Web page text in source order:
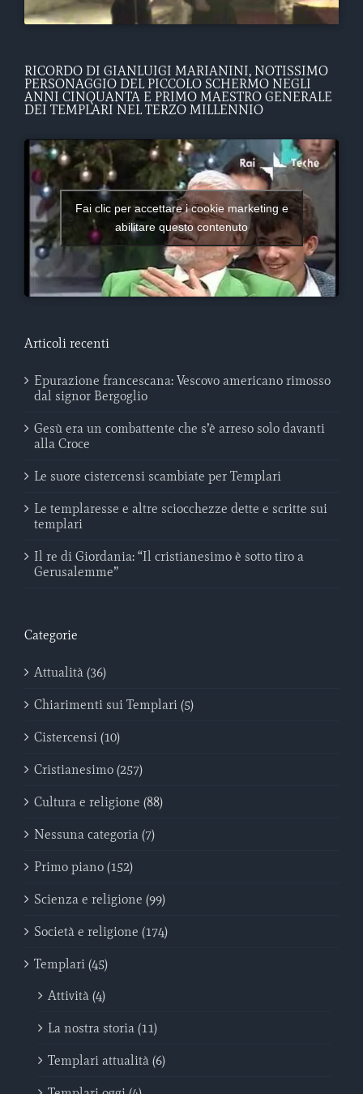
RICORDO DI GIANLUIGI MARIANINI, NOTISSIMO
PERSONAGGIO DEL PICCOLO SCHERMO NEGLI
ANNI CINQUANTA E PRIMO MAESTRO GENERALE
DEI TEMPLARI NEL TERZO MILLENNIO
Fai clic per accettare i cookie marketing e
abilitare questo contenuto
Articoli recenti
Epurazione francescana: Vescovo americano rimosso
dal signor Bergoglio
Gesù era un combattente che s’è arreso solo davanti
alla Croce
Le suore cistercensi scambiate per Templari
Le templaresse e altre sciocchezze dette e scritte sui
templari
Il re di Giordania: “Il cristianesimo è sotto tiro a
Gerusalemme”
Categorie
Attualità (36)
Chiarimenti sui Templari (5)
Cistercensi (10)
Cristianesimo (257)
Cultura e religione (88)
Nessuna categoria (7)
Primo piano (152)
Scienza e religione (99)
Società e religione (174)
Templari (45)
Attività (4)
La nostra storia (11)
Templari attualità (6)